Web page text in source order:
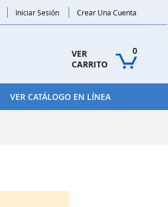
Iniciar Sesión Crear Una Cuenta
VER
CARRITO
0
VER CATÁLOGO EN LÍNEA